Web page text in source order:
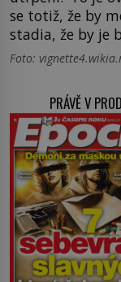
se totiž, že by
stadia, že by je
Foto:
PRÁVĚ V